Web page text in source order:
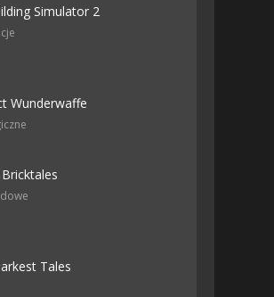
Simulator 2
Wunderwaffe
Bricktales
Tales